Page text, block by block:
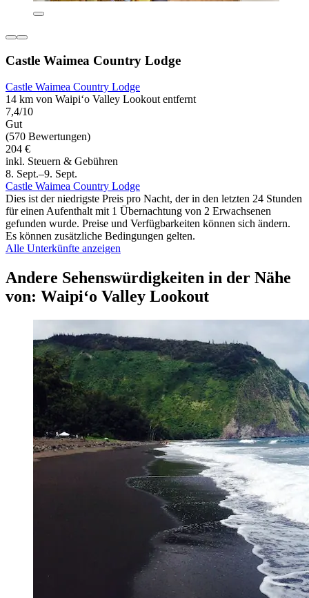
Castle Waimea Country Lodge
Castle Waimea Country Lodge
14 km von Waipiʻo Valley Lookout entfernt
7,4/10
Gut
(570 Bewertungen)
204 €
inkl. Steuern & Gebühren
8. Sept.–9. Sept.
Castle Waimea Country Lodge
Dies ist der niedrigste Preis pro Nacht, der in den letzten 24 Stunden
für einen Aufenthalt mit 1 Übernachtung von 2 Erwachsenen
gefunden wurde. Preise und Verfügbarkeiten können sich ändern.
Es können zusätzliche Bedingungen gelten.
Alle Unterkünfte anzeigen
Andere Sehenswürdigkeiten in der Nähe
von: Waipiʻo Valley Lookout